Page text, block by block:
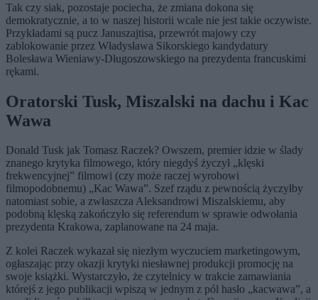
Tak czy siak, pozostaje pociecha, że zmiana dokona się
demokratycznie, a to w naszej historii wcale nie jest takie oczywiste.
Przykładami są pucz Januszajtisa, przewrót majowy czy
zablokowanie przez Władysława Sikorskiego kandydatury
Bolesława Wieniawy-Długoszowskiego na prezydenta francuskimi
rękami.
Oratorski Tusk, Miszalski na dachu i Kac
Wawa
Donald Tusk jak Tomasz Raczek? Owszem, premier idzie w ślady
znanego krytyka filmowego, który niegdyś życzył „klęski
frekwencyjnej” filmowi (czy może raczej wyrobowi
filmopodobnemu) „Kac Wawa”. Szef rządu z pewnością życzyłby
natomiast sobie, a zwłaszcza Aleksandrowi Miszalskiemu, aby
podobną klęską zakończyło się referendum w sprawie odwołania
prezydenta Krakowa, zaplanowane na 24 maja.
Z kolei Raczek wykazał się niezłym wyczuciem marketingowym,
ogłaszając przy okazji krytyki niesławnej produkcji promocję na
swoje książki. Wystarczyło, że czytelnicy w trakcie zamawiania
którejś z jego publikacji wpiszą w jednym z pól hasło „kacwawa”, a